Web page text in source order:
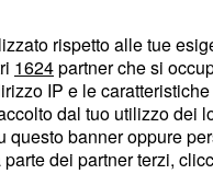
rispetto alle tue
1624partner che si
IP e le
dal tuo utilizzo dei
questo banner oppure
dei partner terzi,